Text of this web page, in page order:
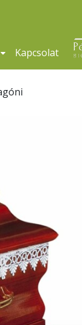
Kapcsolat